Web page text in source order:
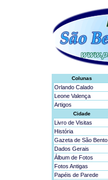
Colunas
Orlando Calado
Leone Valença
Artigos
Cidade
Livro de Visitas
História
Gazeta de São Bento
Dados Gerais
Álbum de Fotos
Fotos Antigas
Papéis de Parede